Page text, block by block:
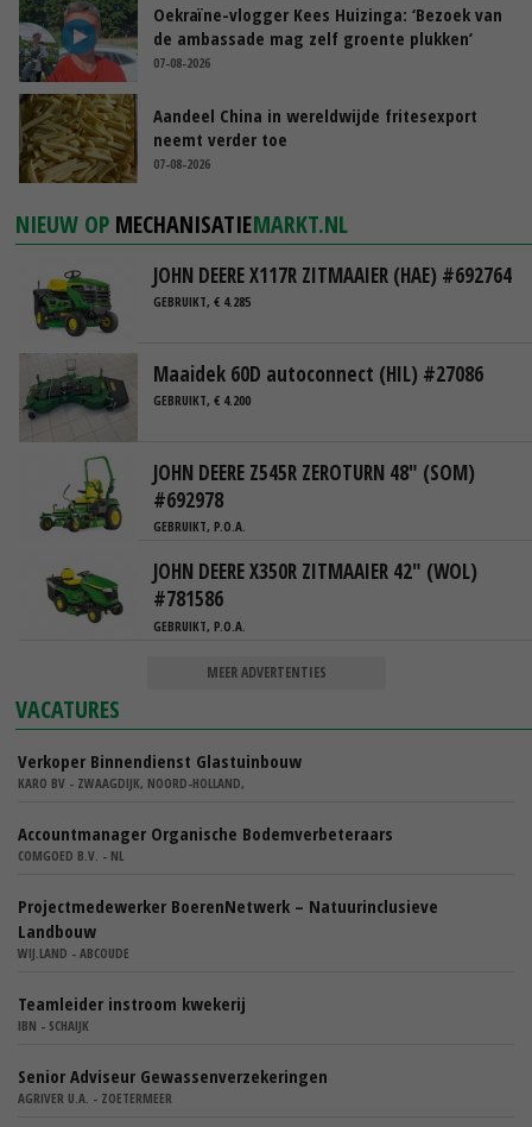
Oekraïne-vlogger Kees Huizinga: ‘Bezoek van
de ambassade mag zelf groente plukken’
07-08-2026
Aandeel China in wereldwijde fritesexport
neemt verder toe
07-08-2026
NIEUW OP MECHANISATIEMARKT.NL
JOHN DEERE X117R ZITMAAIER (HAE) #692764
GEBRUIKT, € 4.285
Maaidek 60D autoconnect (HIL) #27086
GEBRUIKT, € 4.200
JOHN DEERE Z545R ZEROTURN 48" (SOM)
#692978
GEBRUIKT, P.O.A.
JOHN DEERE X350R ZITMAAIER 42" (WOL)
#781586
GEBRUIKT, P.O.A.
MEER ADVERTENTIES
VACATURES
Verkoper Binnendienst Glastuinbouw
KARO BV - ZWAAGDIJK, NOORD-HOLLAND,
Accountmanager Organische Bodemverbeteraars
COMGOED B.V. - NL
Projectmedewerker BoerenNetwerk – Natuurinclusieve
Landbouw
WIJ.LAND - ABCOUDE
Teamleider instroom kwekerij
IBN - SCHAIJK
Senior Adviseur Gewassenverzekeringen
AGRIVER U.A. - ZOETERMEER